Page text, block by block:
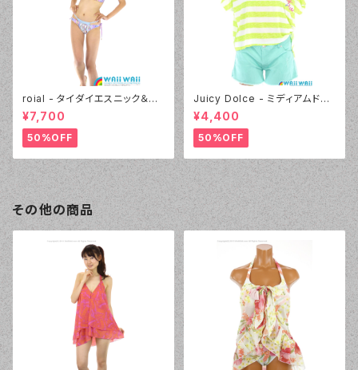
roial - タイダイエスニック＆デ
ニムプリント（24405 - 80:パー
プル）
¥7,700
50%OFF
Juicy Dolce - ミディアムドッ
ト（3405 - 60:グリーン）
¥4,400
50%OFF
その他の商品